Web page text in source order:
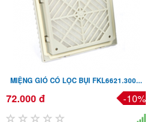
MIỆNG GIÓ CÓ LỌC BỤI FKL6621.300...
72.000 đ -10%